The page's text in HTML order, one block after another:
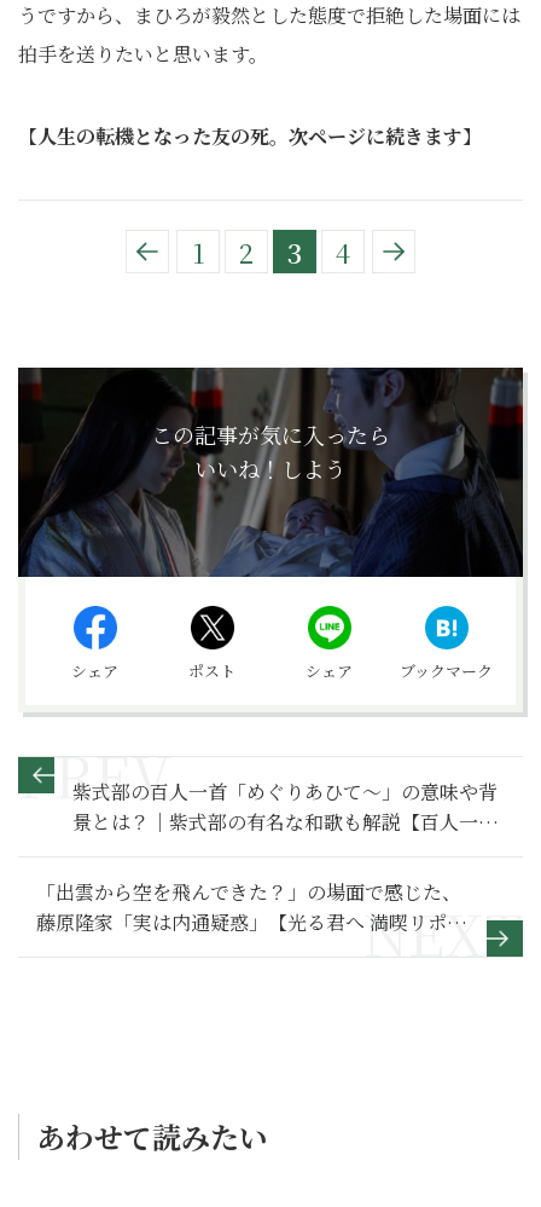
うですから、まひろが毅然とした態度で拒絶した場面には
拍手を送りたいと思います。
【人生の転機となった友の死。次ページに続きます】
1 2 3 4
この記事が気に入ったら
いいね！しよう
シェア ポスト シェア ブックマーク
紫式部の百人一首「めぐりあひて〜」の意味や背
景とは？｜紫式部の有名な和歌も解説【百人一首
入門】
「出雲から空を飛んできた？」の場面で感じた、
藤原隆家「実は内通疑惑」【光る君へ 満喫リポー
ト】伊周と隆家編
あわせて読みたい